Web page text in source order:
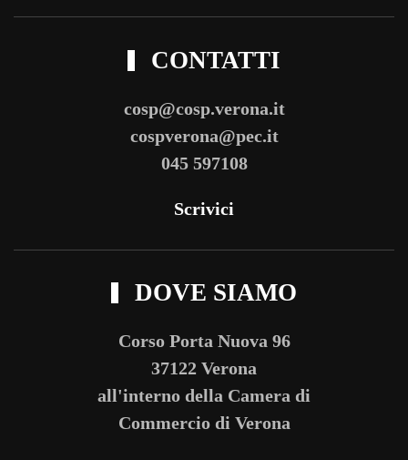
CONTATTI
cosp@cosp.verona.it
cospverona@pec.it
045 597108
Scrivici
DOVE SIAMO
Corso Porta Nuova 96
37122 Verona
all'interno della Camera di
Commercio di Verona